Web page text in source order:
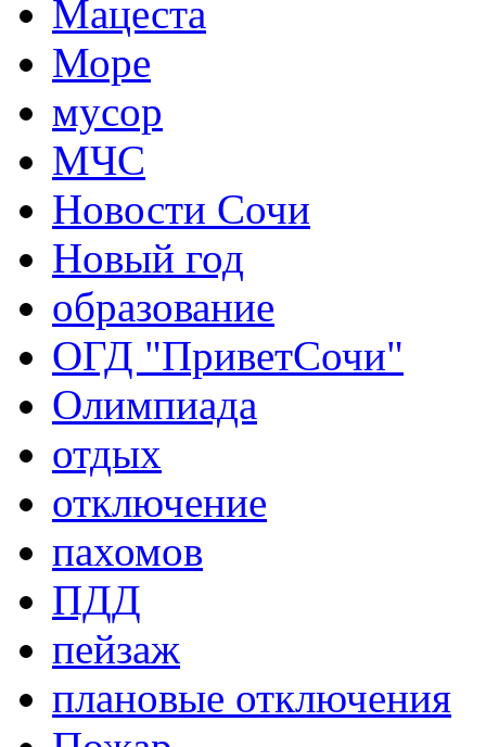
Мацеста
Море
мусор
МЧС
Новости Сочи
Новый год
образование
ОГД "ПриветСочи"
Олимпиада
отдых
отключение
пахомов
ПДД
пейзаж
плановые отключения